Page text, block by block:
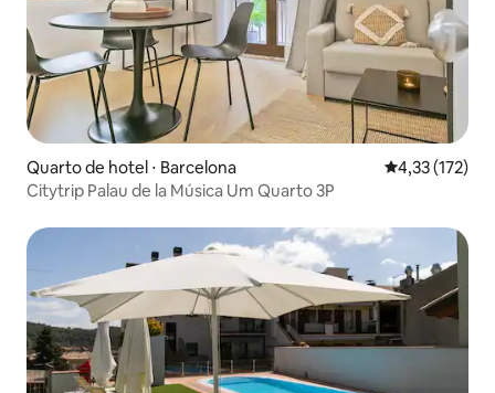
Quarto de hotel ⋅ Barcelona 4,33 de uma
4,33 (172)
Citytrip Palau de la Música Um Quarto 3P